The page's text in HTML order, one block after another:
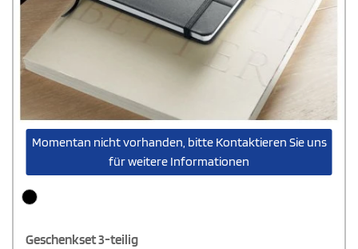
Momentan nicht vorhanden, bitte Kontaktieren Sie uns
für weitere Informationen
Geschenkset 3-teilig